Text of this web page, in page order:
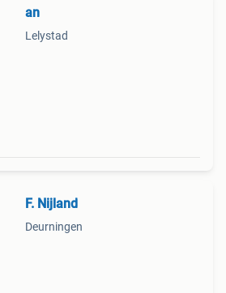
an
Lelystad
F. Nijland
Deurningen